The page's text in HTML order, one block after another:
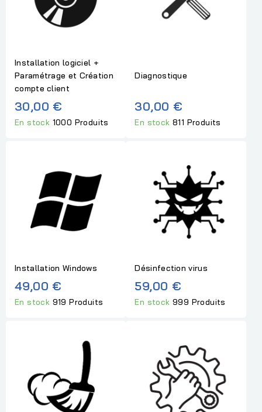
Installation logiciel +
Paramétrage et Création
compte client
30,00 €
En stock 1000 Produits
Diagnostique
30,00 €
En stock811 Produits
Installation Windows
49,00 €
En stock 919 Produits
Désinfection virus
59,00 €
En stock999 Produits